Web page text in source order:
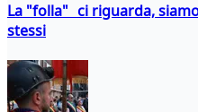
La "folla" ci riguarda,
stessi